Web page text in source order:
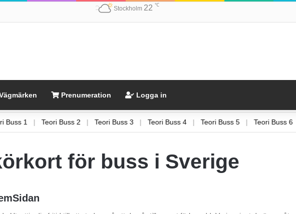
Stockholm 22 ℃
Prenumeration Logga in
Buss 1 | Teori Buss 2 | Teori Buss 3 | Teori Buss 4 | Teori Buss 5 | Teori Buss 6
för buss i Sverige